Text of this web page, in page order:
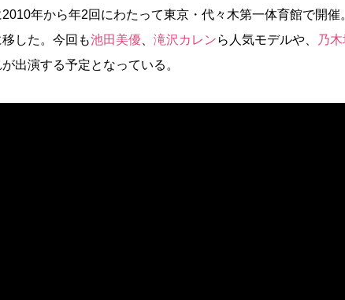
年から年2回にわたって東京・代々木第一体育館で開催
した。今回も池田美優 滝沢カレンら人気モデルや、 乃
出演する予定となっている。